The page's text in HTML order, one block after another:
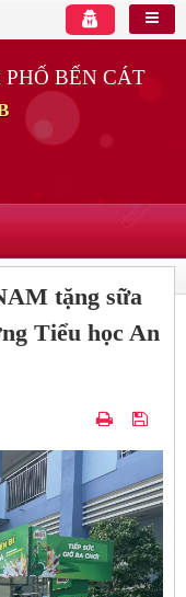
BẾN CÁT
tặng sữa
Tiểu học An